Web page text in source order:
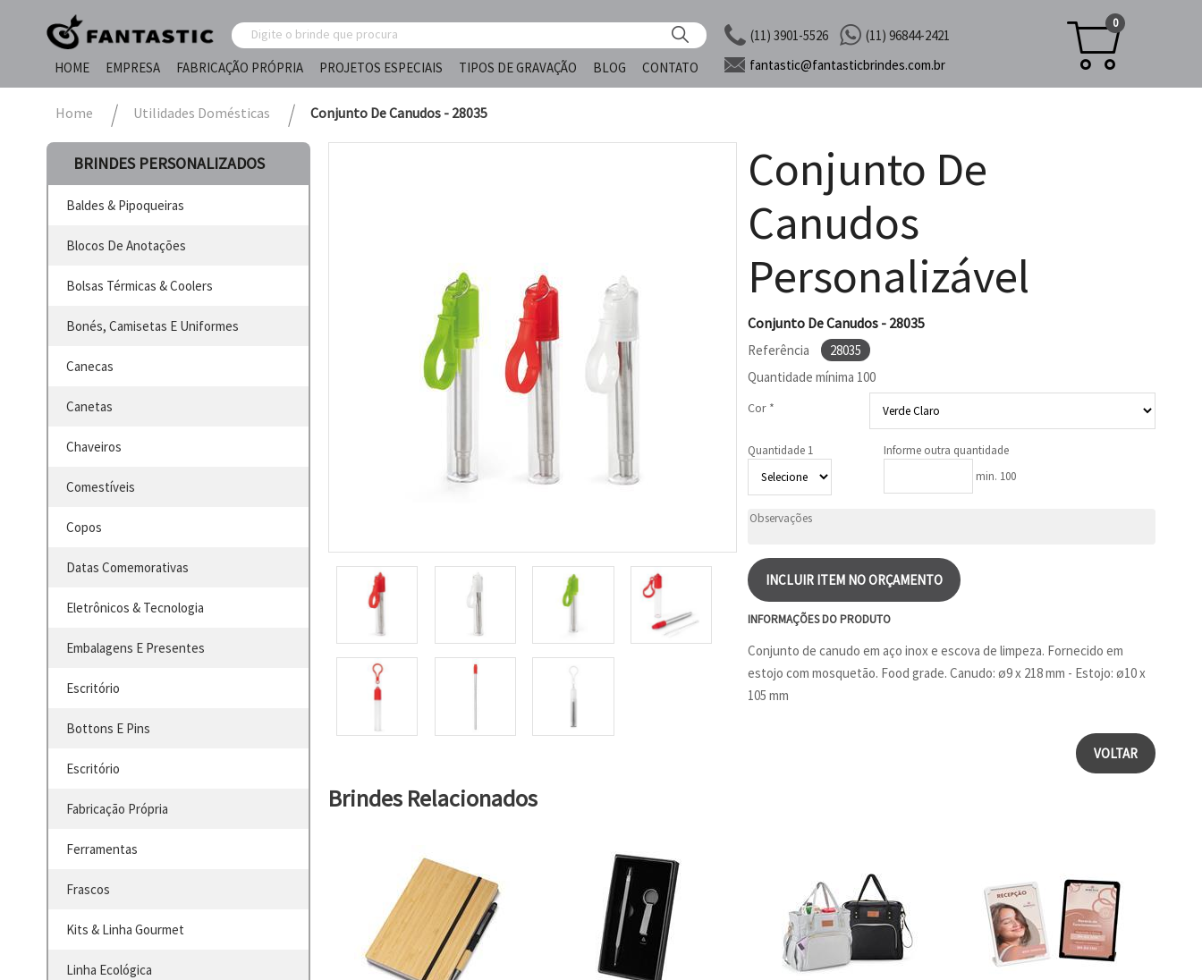
(11) 3901-5526
(11) 96844-2421
HOME
EMPRESA FABRICAÇÃO PRÓPRIA PROJETOS ESPECIAIS TIPOS DE GRAVAÇÃO BLOG CONTATO fantastic@fantasticbrindes.com.br
0
Home Utilidades Domésticas Conjunto De Canudos - 28035
BRINDES PERSONALIZADOS
Baldes & Pipoqueiras
Blocos De Anotações
Bolsas Térmicas & Coolers
Bonés, Camisetas E Uniformes
Canecas
Canetas
Chaveiros
Comestíveis
Copos
Datas Comemorativas
Eletrônicos & Tecnologia
Embalagens E Presentes
Escritório
Bottons E Pins
Escritório
Fabricação Própria
Ferramentas
Frascos
Kits & Linha Gourmet
Linha Ecológica
Conjunto De
Canudos
Personalizável
Conjunto De Canudos - 28035
Referência
28035
Quantidade mínima 100
Cor *
Quantidade 1
Informe outra quantidade
min. 100
INCLUIR ITEM NO ORÇAMENTO
INFORMAÇÕES DO PRODUTO
Conjunto de canudo em aço inox e escova de limpeza. Fornecido em
estojo com mosquetão. Food grade. Canudo: ø9 x 218 mm - Estojo: ø10 x
105 mm
VOLTAR
Brindes Relacionados